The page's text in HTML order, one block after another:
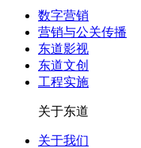
数字营销
营销与公关传播
东道影视
东道文创
工程实施
关于东道
关于我们